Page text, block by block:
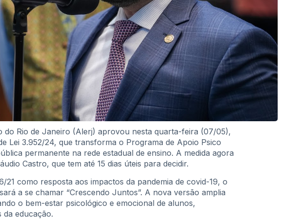
do Rio de Janeiro (Alerj) aprovou nesta quarta-feira (07/05),
Lei 3.952/24, que transforma o Programa de Apoio Psico
permanente na rede estadual de ensino. A medida agora
Castro, que tem até 15 dias úteis para decidir.
21 como resposta aos impactos da pandemia de covid-19, o
a se chamar “Crescendo Juntos”. A nova versão amplia
o bem-estar psicológico e emocional de alunos,
da educação.